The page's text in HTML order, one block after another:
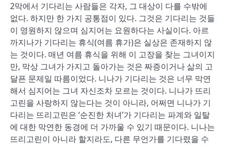
2막에서 기다리는 사람들은 각자, 그 대상이 다를 수밖에
없다. 하지만 한 가지 공통점이 있다. 그것은 기다리는 것들
이 영원하지 않으며 심지어는 요원하다는 사실이다. 아르
까지나가 기다리는 휴식(여름 휴가)은 실상은 존재하지 않
는 것이다. 매년 여름 휴식을 위해 이 고장을 찾는 그녀이지
만, 막상 그녀가 가지고 돌아가는 것은 짜증이거나 삶의 고
달픈 문제일 따름이었다. 니나가 기다리는 것은 너무 막연
해서 심지어는 그녀 자신조차 모르는 것이다. 니나가 뜨리
고린을 사랑하지 않는다는 것이 아니라, 어쩌면 니나가 기
다리는 뜨리고린은 ‘순진한 처녀’가 기다리는 파계와 일탈
에 대한 막연한 동경에 더 가까울 수 있기 때문이다. 니나는
뜨리고린이 아니라 할지라도, 다른 무언가를 기다렸을 수